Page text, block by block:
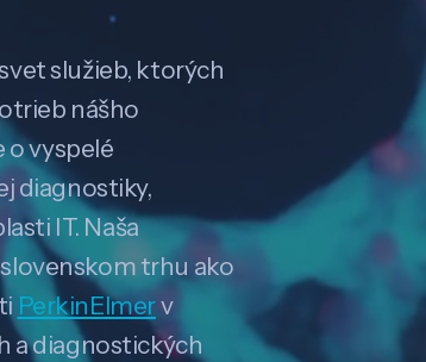
služieb, ktorých
nášho
o vyspelé
diagnostiky,
IT. Naša
trhu ako
PerkinElmerv
a diagnostických